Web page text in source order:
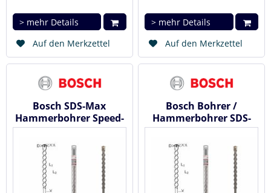
> mehr Details
Auf den Merkzettel
> mehr Details
Auf den Merkzettel
Bosch SDS-Max
Hammerbohrer Speed-
X ( max-7 ), 45x400/520
mm
Bosch Bohrer /
Hammerbohrer SDS-
max-7 35x400x520 mm
2608586796